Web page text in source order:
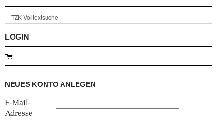
LOGIN
NEUES KONTO ANLEGEN
E-Mail-
Adresse